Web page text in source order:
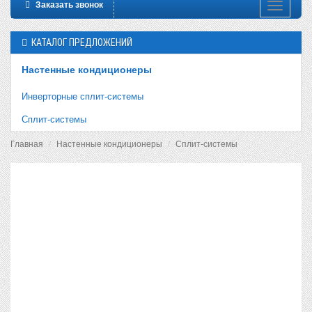
Заказать звонок
КАТАЛОГ ПРЕДЛОЖЕНИЙ
Настенные кондиционеры
Инверторные сплит-системы
Сплит-системы
Главная Настенные кондиционеры Сплит-системы